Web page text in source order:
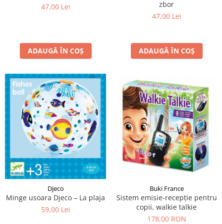
47,00 Lei
ADAUGĂ ÎN COȘ
zbor
47,00 Lei
ADAUGĂ ÎN COȘ
Djeco
Minge usoara Djeco – La plaja
59,00 Lei
Buki France
Sistem emisie-recepție pentru
copii, walkie talkie
178,00 RON